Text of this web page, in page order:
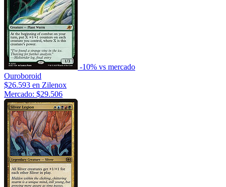
-10% vs mercado
Ouroboroid
$26.593 en Zilenox
Mercado: $29.506